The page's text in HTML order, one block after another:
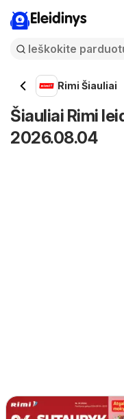
Eleidinys
Rimi Šiauliai
Šiauliai Rimi
2026.08.04